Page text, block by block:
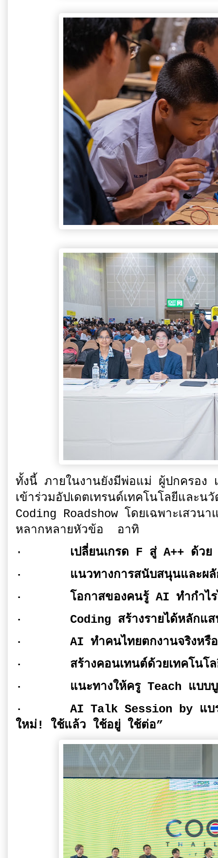
ทั้งนี้ ภายในงานยังมีพ่อแม่ ผู้ปกครอง
เข้าร่วมอัปเดตเทรนด์เทคโนโลยีและ
Coding Roadshow โดยเฉพาะเสวน
หลากหลายหัวข้อ อาทิ
·
เปลี่ยนเกรด F สู่ A++ ด้
·
แนวทางการสนับสนุนและ
·
โอกาสของคนรู้ AI ทำกำไ
·
Coding สร้างรายได้หลัก
·
AI ทำคนไทยตกงานจริงห
·
สร้างคอนเทนต์ด้วยเทคโนโ
·
แนะทางให้ครู Teach แ
·
AI Talk Session by แบ
ใหม่! ใช้แล้ว ใช้อยู่ ใช้ต่อ”